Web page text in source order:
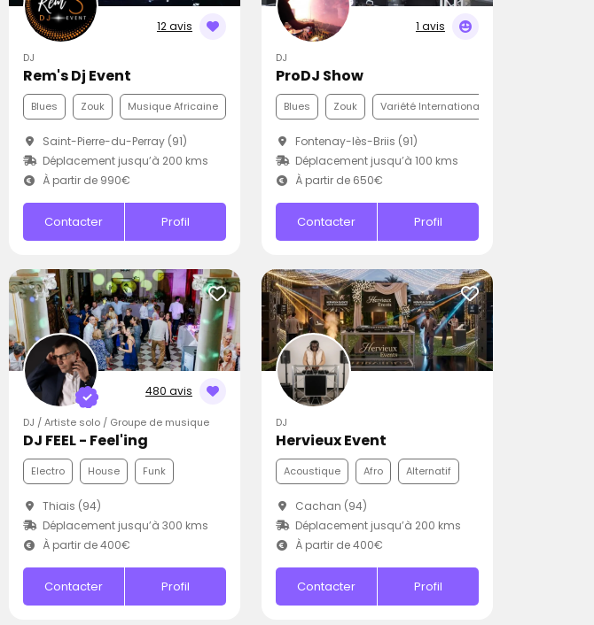
Funk
12 avis
DJ
Rem's Dj Event
Blues Zouk Musique Africaine
Saint-Pierre-du-Perray (91)
Déplacement jusqu’à 200 kms
À partir de 990€
Contacter Profil
1 avis
DJ
ProDJ Show
Blues Zouk Variété Internationale
Fontenay-lès-Briis (91)
Déplacement jusqu’à 100 kms
À partir de 650€
Contacter Profil
480 avis
DJ / Artiste solo / Groupe de musique
DJ FEEL - Feel'ing
Electro House Funk
Thiais (94)
Déplacement jusqu’à 300 kms
À partir de 400€
Contacter Profil
DJ
Hervieux Event
Acoustique Afro Alternatif
Cachan (94)
Déplacement jusqu’à 200 kms
À partir de 400€
Contacter Profil